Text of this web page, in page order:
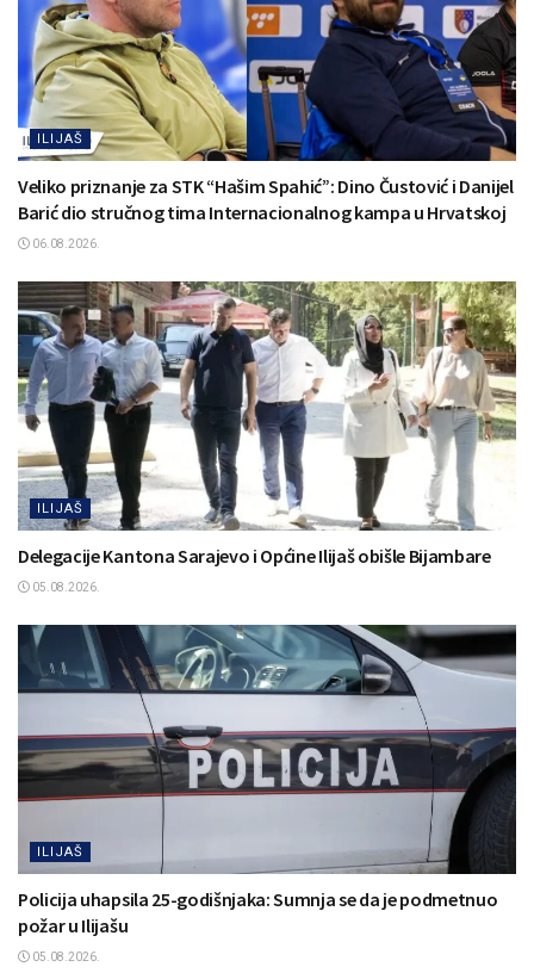
ILIJAŠ
Veliko priznanje za STK “Hašim Spahić”: Dino Čustović i Danijel
Barić dio stručnog tima Internacionalnog kampa u Hrvatskoj
06.08.2026.
ILIJAŠ
Delegacije Kantona Sarajevo i Općine Ilijaš obišle Bijambare
05.08.2026.
ILIJAŠ
Policija uhapsila 25-godišnjaka: Sumnja se da je podmetnuo
požar u Ilijašu
05.08.2026.